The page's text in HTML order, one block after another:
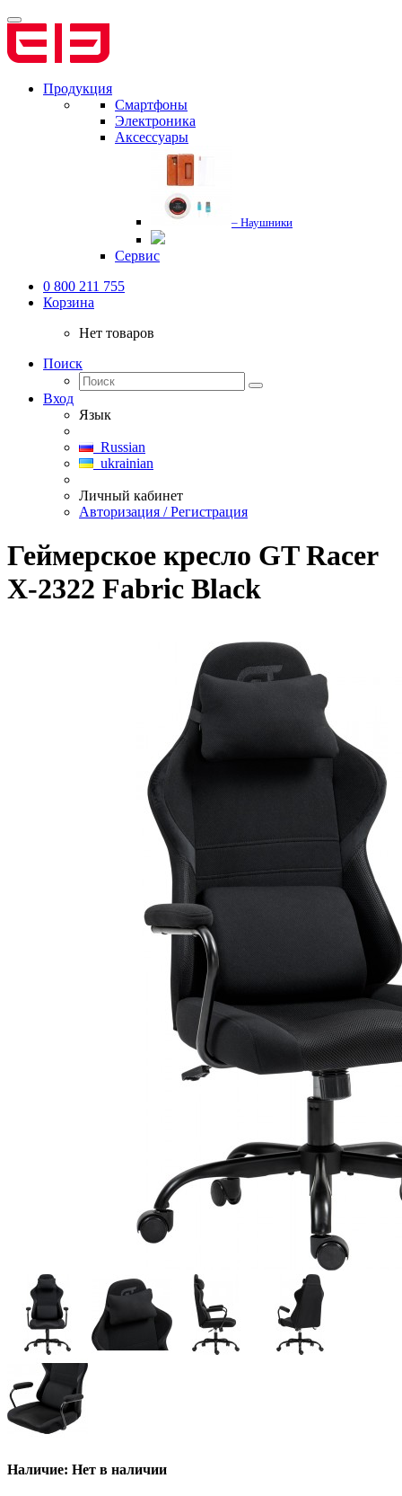
Продукция
Смартфоны
Электроника
Аксессуары
– Наушники
Сервис
0 800 211 755
Корзина
Нет товаров
Поиск
Вход
Язык
Russian
ukrainian
Личный кабинет
Авторизация / Регистрация
Геймерское кресло GT Racer
X-2322 Fabric Black
Наличие: Нет в наличии